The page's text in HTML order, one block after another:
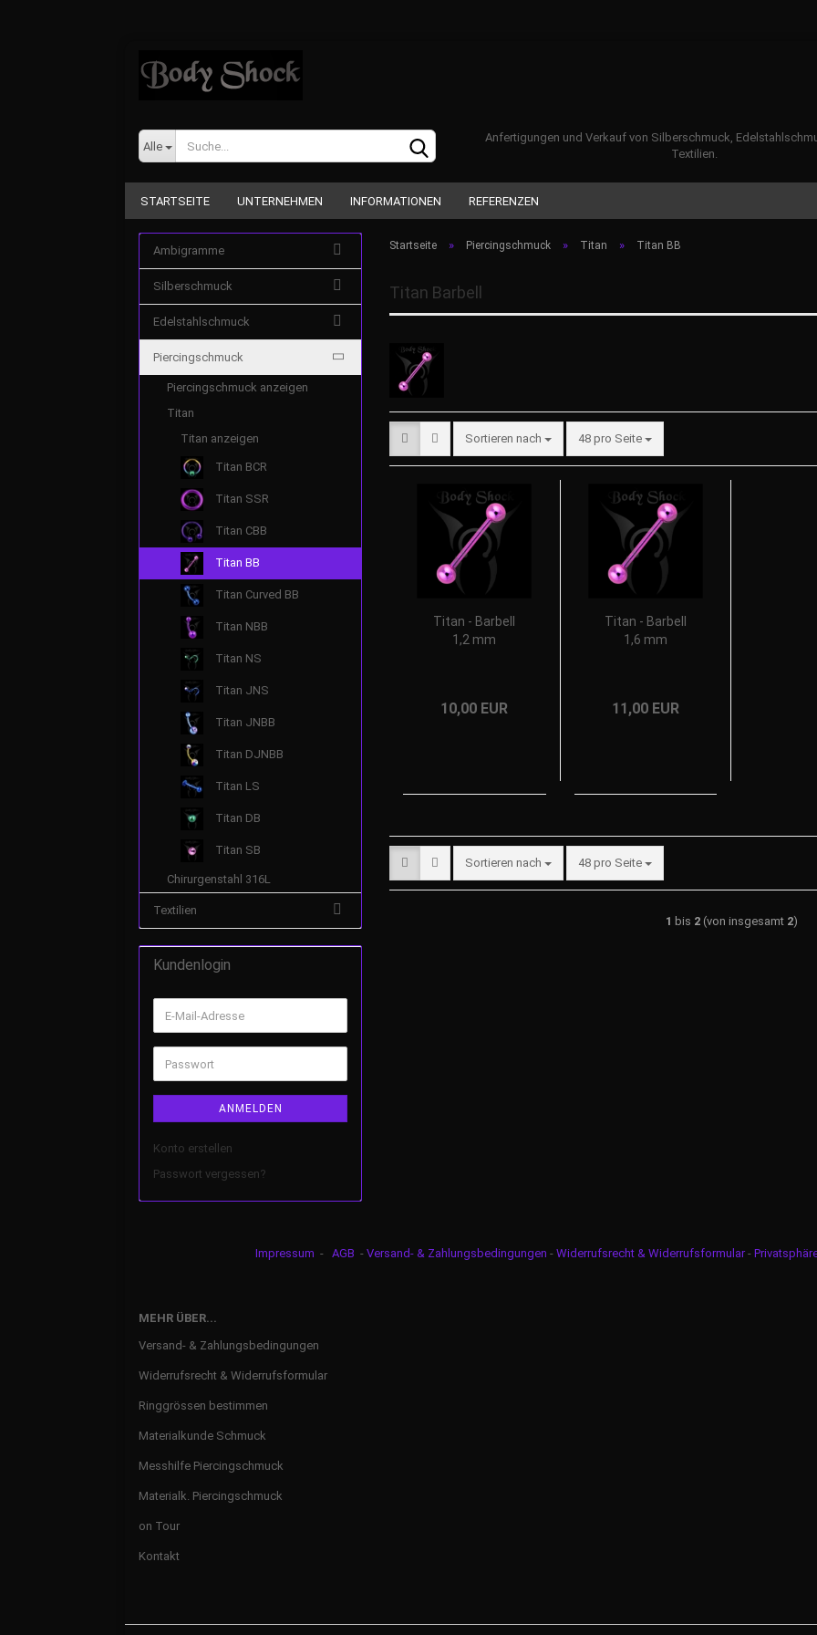
Alle
Anfertigungen und Verkauf von Silberschmuck,
Textilien.
STARTSEITE UNTERNEHMEN INFORMATIONEN REFERENZEN
Startseite » Piercingschmuck » Titan » Titan BB
Titan Barbell
Sortieren nach 48 pro Seite
Titan - Barbell
1,2 mm
10,00 EUR
Titan - Barbell
1,6 mm
11,00 EUR
Sortieren nach 48 pro Seite
1 bis 2(von insgesamt 2)
Ambigramme
Silberschmuck
Edelstahlschmuck
Piercingschmuck
Piercingschmuck anzeigen
Titan
Titan anzeigen
Titan BCR
Titan SSR
Titan CBB
Titan BB
Titan Curved BB
Titan NBB
Titan NS
Titan JNS
Titan JNBB
Titan DJNBB
Titan LS
Titan DB
Titan SB
Chirurgenstahl 316L
Textilien
Kundenlogin
ANMELDEN
Konto erstellen
Passwort vergessen?
Impressum - AGB - Versand- & Zahlungsbedingungen - Widerrufsrecht & Widerrufsformular -
MEHR ÜBER...
Versand- & Zahlungsbedingungen
Widerrufsrecht & Widerrufsformular
Ringgrössen bestimmen
Materialkunde Schmuck
Messhilfe Piercingschmuck
Materialk. Piercingschmuck
on Tour
Kontakt